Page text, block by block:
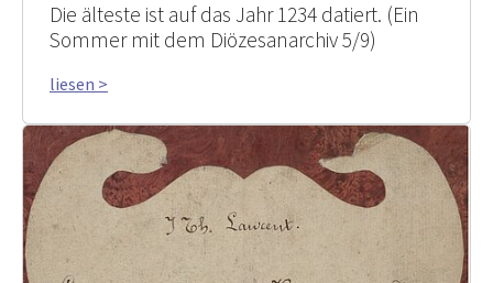
Die älteste ist auf das Jahr 1234 datiert. (Ein
Sommer mit dem Diözesanarchiv 5/9)
liesen >